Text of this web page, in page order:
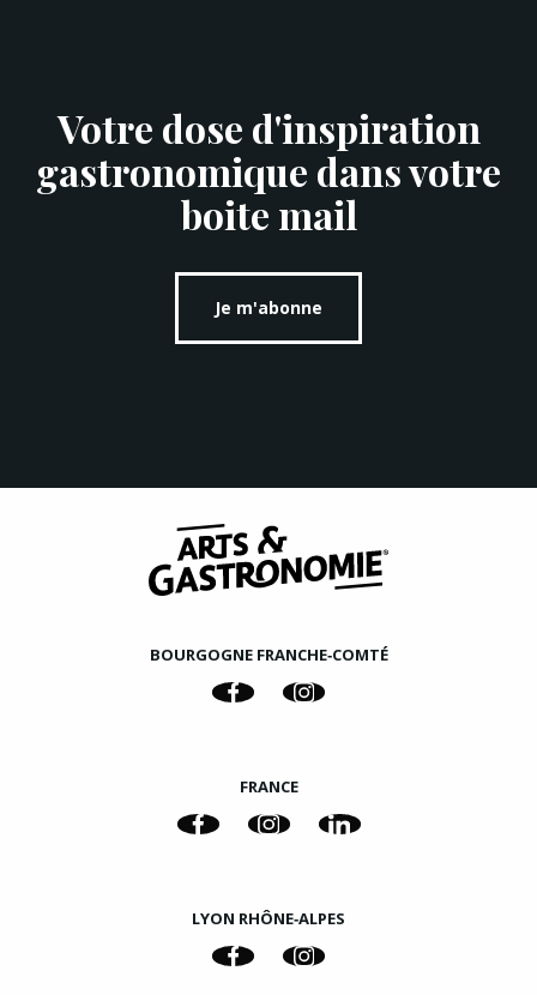
Votre dose d'inspiration
gastronomique dans votre
boite mail
Je m'abonne
BOURGOGNE FRANCHE‑COMTÉ
FRANCE
LYON RHÔNE‑ALPES